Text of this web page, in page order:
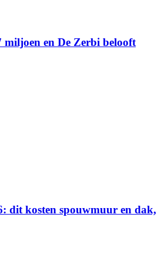
miljoen en De Zerbi belooft
dit kosten spouwmuur en dak,